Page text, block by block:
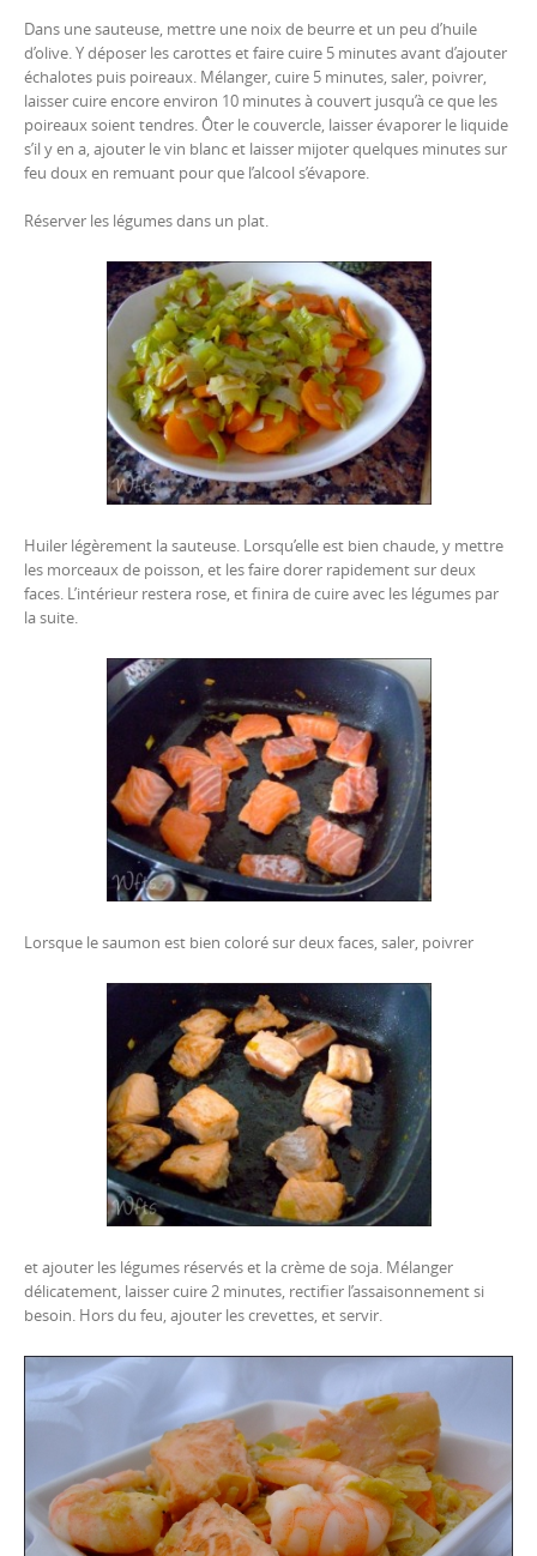
Dans une sauteuse, mettre une noix de beurre et un peu d’huile
d’olive. Y déposer les carottes et faire cuire 5 minutes avant d’ajouter
échalotes puis poireaux. Mélanger, cuire 5 minutes, saler, poivrer,
laisser cuire encore environ 10 minutes à couvert jusqu’à ce que les
poireaux soient tendres. Ôter le couvercle, laisser évaporer le liquide
s’il y en a, ajouter le vin blanc et laisser mijoter quelques minutes sur
feu doux en remuant pour que l’alcool s’évapore.
Réserver les légumes dans un plat.
Huiler légèrement la sauteuse. Lorsqu’elle est bien chaude, y mettre
les morceaux de poisson, et les faire dorer rapidement sur deux
faces. L’intérieur restera rose, et finira de cuire avec les légumes par
la suite.
Lorsque le saumon est bien coloré sur deux faces, saler, poivrer
et ajouter les légumes réservés et la crème de soja. Mélanger
délicatement, laisser cuire 2 minutes, rectifier l’assaisonnement si
besoin. Hors du feu, ajouter les crevettes, et servir.